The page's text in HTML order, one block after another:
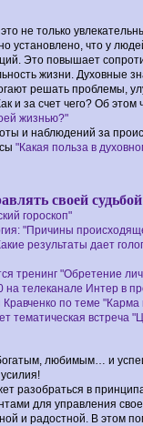
не только
установлено, что у
Это повышает
жизни. Духовные
решать проблемы,
и за счет чего? Об этом
жизнью?"
и наблюдений за
"Какая польза в
своей судьбой
гороскоп"
"Причины
результаты дает
тренинг "Обретение
на телеканале Интер в
по теме "Карма
тематическая встреча
любимым… и
разобраться в
для управления
и радостной. В этом